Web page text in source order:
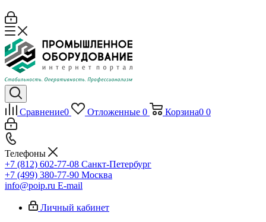
Сравнение0 Отложенные 0 Корзина0 0
Телефоны
+7 (812) 602-77-08 Санкт-Петербург
+7 (499) 380-77-90 Москва
info@poip.ru E-mail
Личный кабинет